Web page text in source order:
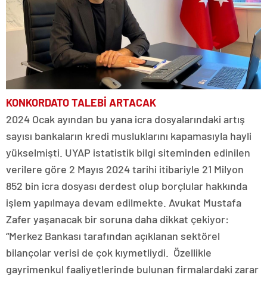
KONKORDATO TALEBİ ARTACAK
2024 Ocak ayından bu yana icra dosyalarındaki artış
sayısı bankaların kredi musluklarını kapamasıyla hayli
yükselmişti. UYAP istatistik bilgi siteminden edinilen
verilere göre 2 Mayıs 2024 tarihi itibariyle 21 Milyon
852 bin icra dosyası derdest olup borçlular hakkında
işlem yapılmaya devam edilmekte. Avukat Mustafa
Zafer yaşanacak bir soruna daha dikkat çekiyor:
“Merkez Bankası tarafından açıklanan sektörel
bilançolar verisi de çok kıymetliydi. Özellikle
gayrimenkul faaliyetlerinde bulunan firmalardaki zarar